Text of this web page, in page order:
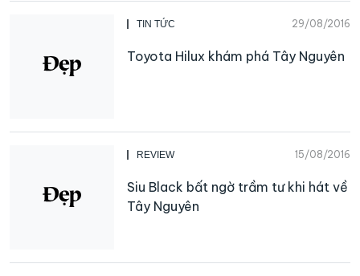
TIN TỨC 29/08/2016
Toyota Hilux khám phá Tây Nguyên
REVIEW 15/08/2016
Siu Black bất ngờ trầm tư khi hát về
Tây Nguyên